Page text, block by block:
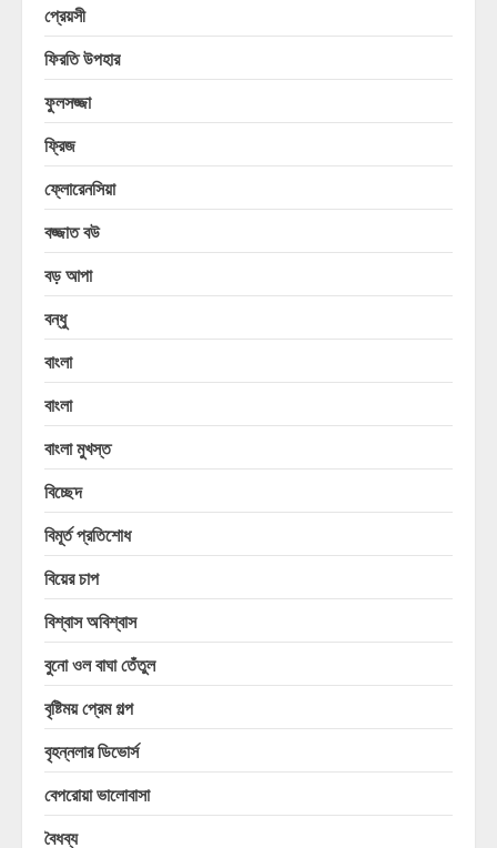
প্রেয়সী
ফিরতি উপহার
ফুলসজ্জা
ফ্রিজ
ফ্লোরেনসিয়া
বজ্জাত বউ
বড় আপা
বন্ধু
বাংলা
বাংলা
বাংলা মুখস্ত
বিচ্ছেদ
বিমূর্ত প্রতিশোধ
বিয়ের চাপ
বিশ্বাস অবিশ্বাস
বুনো ওল বাঘা তেঁতুল
বৃষ্টিময় প্রেম গল্প
বৃহন্নলার ডিভোর্স
বেপরোয়া ভালোবাসা
বৈধব্য